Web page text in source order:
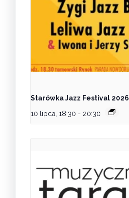
Starówka Jazz Festival 2026
10 lipca, 18:30 - 20:30